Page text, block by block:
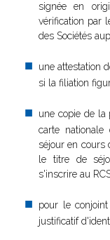
signée en
vérification par
des Sociétés
une attestation
si la filiation
une copie de la
carte
séjour en cours
le titre de
s'inscrire au
pour le
justificatif